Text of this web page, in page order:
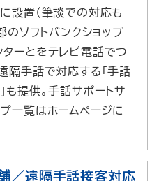
設置（筆談での対応も
のソフトバンクショップ
ーとをテレビ電話でつ
隔手話で対応する「手話
も提供。手話サポートサ
一覧はホームページに
／遠隔手話接客対応